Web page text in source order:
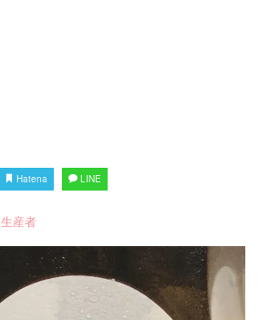
Hatena LINE
生産者